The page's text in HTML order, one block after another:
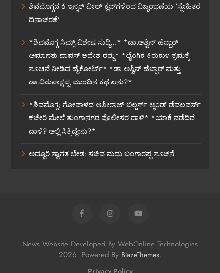
ಶಿವಮೊಗ್ಗದ 6 ಇನ್ನರ್ ವೀಲ್ ಕ್ಲಬ್‌ಗಳಿಂದ ವಿಜೃಂಭಣೆಯ ‘ಸ್ನೇಹಿತರ
ದಿನಾಚರಣೆ’
*ಶಿವಮೊಗ್ಗ ಸಿಮ್ಸ್ ವಿಶೇಷ ಸುದ್ದಿ…* *ಡಾ.ಅಶ್ವಿನ್ ಹೆಬ್ಬಾರ್
ಅಮಾನತು ವಾಪಸ್ ಆದೇಶ ರದ್ದು* *ಲೈಂಗಿಕ ಕಿರುಕುಳ ಕ್ರಮಕ್ಕೆ
ಸೂಚನೆ ನೀಡಿದ ಹೈಕೋರ್ಟ್* *ಡಾ.ಅಶ್ವಿನ್ ಹೆಬ್ಬಾರ್ ಮತ್ತು
ಡಾ.ವಿರುಪಾಕ್ಷಪ್ಪ ಮುಂದಿನ ಕಥೆ ಏನು?*
*ಶಿವಮೊಗ್ಗ; ಗೋಪಾಳದ ಆಶೀರಾಜ್ ಬಿಲ್ಡರ್ಸ್ ಅ್ಯಂಡ್ ಡೆವಲಪರ್ಸ್
ಕಚೇರಿ ಮೇಲೆ ತುಂಗಾನಗರ ಪೊಲೀಸರ ದಾಳಿ* *ಯಾಕೆ ನಡೆದಿದೆ
ದಾಳಿ? ಅಲ್ಲಿ ಸಿಕ್ಕಿದ್ದೇನು?*
ಅದ್ಧೂರಿ ಸ್ವಾಗತ ಬೇಡ: ಸಚಿವ ಮಧು ಬಂಗಾರಪ್ಪ ಸೂಚನೆ
News Website Developed By WebOnline Technologies
2026. Powered By BlazeThemes.
Privacy Policy